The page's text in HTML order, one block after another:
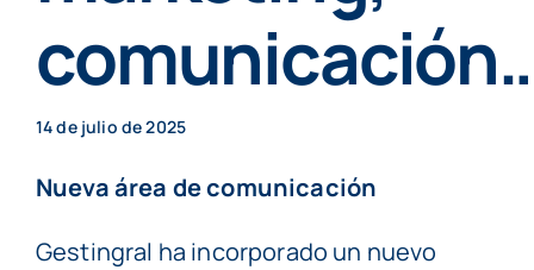
Cita previa
14 de julio de 2025
Nueva área de comunicación
Gestingral ha incorporado un nuevo